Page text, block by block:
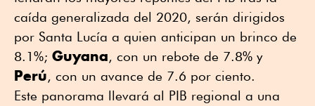
caída generalizada del 2020, serán dirigidos
por Santa Lucía a quien anticipan un brinco de
8.1%; Guyana, con un rebote de 7.8% y
Perú, con un avance de 7.6 por ciento.
Este panorama llevará al PIB regional a una